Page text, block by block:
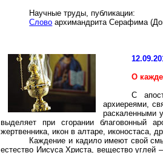
Научные труды, публикации:
Слово архимандрита Серафима
О
С
архиереями,
раскаленными
выделяет при сгорании благовонный
жертвенника, икон в алтаре, иконостаса,
Каждение и кадило имеют свой
естество Иисуса Христа, вещество